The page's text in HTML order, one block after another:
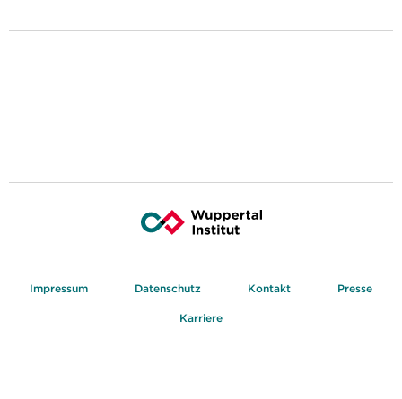
Impressum Datenschutz Kontakt Presse
Karriere